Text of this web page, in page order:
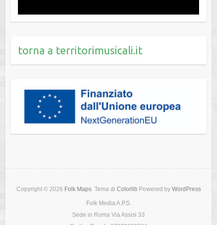
torna a territorimusicali.it
Copyright © 2026 Folk Maps. Tema di Colorlib Powered by WordPress
Folk Media A.P.S.
Sede in Roma Via Assisi 33